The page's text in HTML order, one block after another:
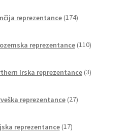
reprezentance 174izdelkov
reprezentance 110izdelkov
Irska reprezentance 3izdelki
reprezentance 27izdelkov
reprezentance 17izdelkov